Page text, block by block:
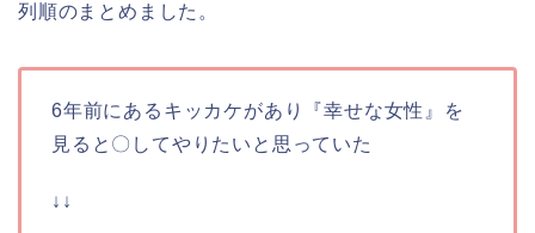
列順のまとめました。
6年前にあるキッカケがあり『幸せな女性』を
見ると〇してやりたいと思っていた
↓↓